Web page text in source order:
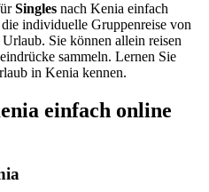
Singles nach Kenia einfach
individuelle Gruppenreise von
Sie können allein reisen
sammeln. Lernen Sie
in Kenia kennen.
einfach online